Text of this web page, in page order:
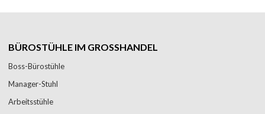
BÜROSTÜHLE IM GROSSHANDEL
Boss-Bürostühle
Manager-Stuhl
Arbeitsstühle